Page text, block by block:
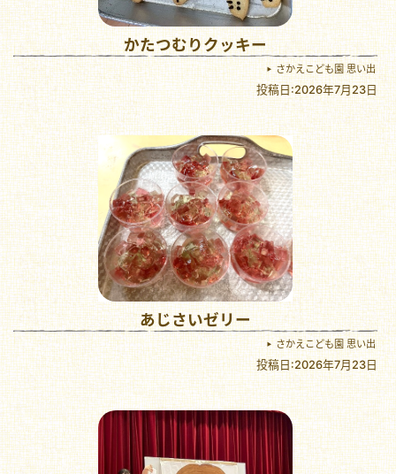
かたつむりクッキー
さかえこども園 思い出
投稿日:2026年7月23日
あじさいゼリー
さかえこども園 思い出
投稿日:2026年7月23日